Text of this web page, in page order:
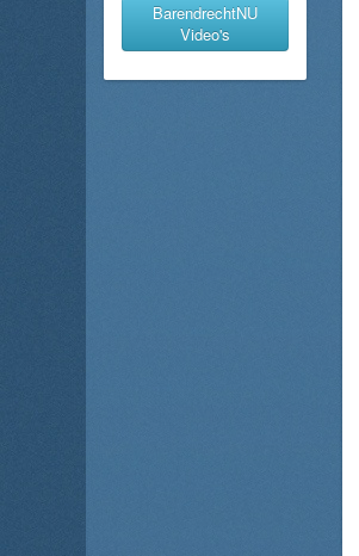
BarendrechtNU
Video's